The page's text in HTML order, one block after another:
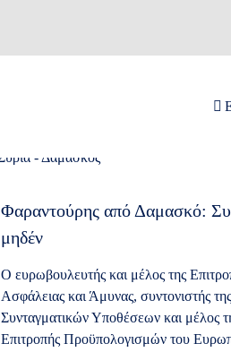
Φαραντούρης από Δαμασκό:
μηδέν
Ο ευρωβουλευτής και μέλος της
Ασφάλειας και Άμυνας, συντονιστής
Συνταγματικών Υποθέσεων και μέλος
Επιτροπής Προϋπολογισμών του